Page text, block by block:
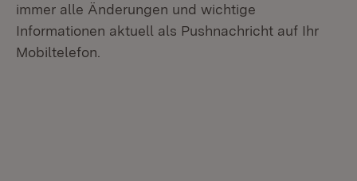
immer alle Änderungen und wichtige
Informationen aktuell als Pushnachricht auf Ihr
Mobiltelefon.